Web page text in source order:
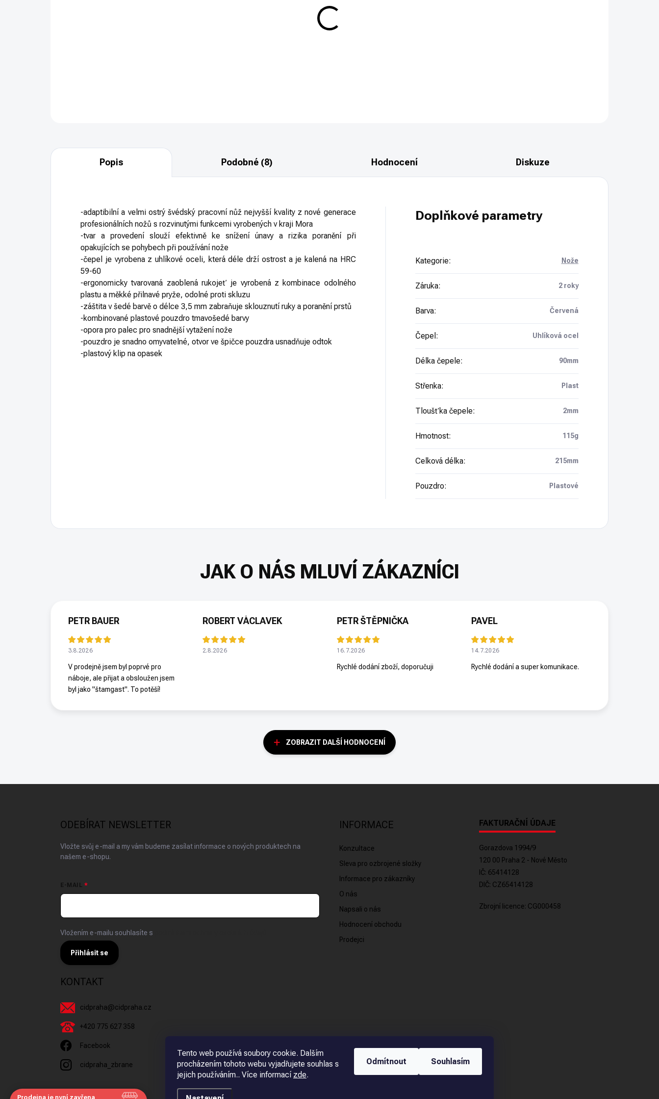
Tento web používá soubory cookie. Dalším
procházením tohoto webu vyjadřujete souhlas s
jejich používáním.. Více informací zde.
Odmítnout Souhlasím
Popis Podobné (8) Hodnocení Diskuze
-adaptibilní a velmi ostrý švédský pracovní nůž nejvyšší kvality z nové generace
profesionálních nožů s rozvinutými funkcemi vyrobených v kraji Mora
-tvar a provedení slouží efektivně ke snížení únavy a rizika poranění při
opakujících se pohybech při používání nože
-čepel je vyrobena z uhlíkové oceli, která déle drží ostrost a je kalená na HRC
59-60
-ergonomicky tvarovaná zaoblená rukojeť je vyrobená z kombinace odolného
plastu a měkké přilnavé pryže, odolné proti skluzu
-záštita v šedé barvě o délce 3,5 mm zabraňuje sklouznutí ruky a poranění prstů
-kombinované plastové pouzdro tmavošedé barvy
-opora pro palec pro snadnější vytažení nože
-pouzdro je snadno omyvatelné, otvor ve špičce pouzdra usnadňuje odtok
-plastový klip na opasek
Doplňkové parametry
Kategorie: Nože
Záruka: 2 roky
Barva: Červená
Čepel : Uhlíková ocel
Délka čepele: 90mm
Střenka: Plast
Tloušťka čepele: 2mm
Hmotnost: 115g
Celková délka: 215mm
Pouzdro: Plastové
PETR BAUER
3.8.2026
V prodejně jsem byl poprvé pro
náboje, ale přijat a obsloužen jsem
byl jako "štamgast". To potěší!
ROBERT VÁCLAVEK
2.8.2026
PETR ŠTĚPNIČKA
16.7.2026
Rychlé dodání zboží, doporučuji
PAVEL
14.7.2026
Rychlé dodání a super komunikace.
ZOBRAZIT DALŠÍ HODNOCENÍ
ODEBÍRAT NEWSLETTER
Vložte svůj e-mail a my vám budeme zasílat informace o nových produktech na
našem e-shopu.
E-MAIL
Vložením e-mailu souhlasíte s
Přihlásit se
INFORMACE
Konzultace
Sleva pro ozbrojené složky
Informace pro zákazníky
O nás
Napsali o nás
Hodnocení obchodu
Prodejci
FAKTURAČNÍ ÚDAJE
Gorazdova 1994/9
120 00 Praha 2 - Nové Město
IČ: 65414128
DIČ: CZ65414128
Zbrojní licence: CG000458
KONTAKT
cidpraha@cidpraha.cz
+420 775 627 358
Facebook
cidpraha_zbrane
Prodejna je nyní zavřena